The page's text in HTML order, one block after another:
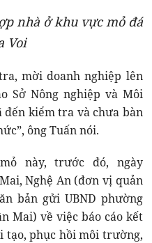
nhà ở khu vực mỏ đá
Voi
mời doanh nghiệp lên
Sở Nông nghiệp và Môi
đến kiểm tra và chưa bàn
ông Tuấn nói.
này, trước đó, ngày
Nghệ An (đơn vị quản
bản gửi UBND phường
Mai) về việc báo cáo kết
tạo, phục hồi môi trường,